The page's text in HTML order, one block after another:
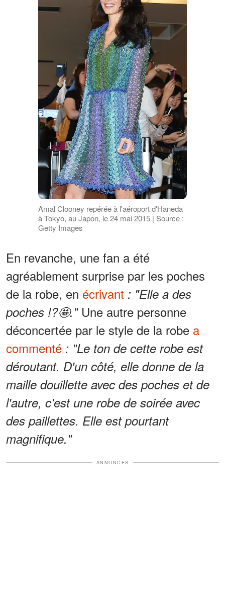
Amal Clooney repérée à l'aéroport d'Haneda
à Tokyo, au Japon, le 24 mai 2015 | Source :
Getty Images
En revanche, une fan a été
agréablement surprise par les poches
de la robe, en écrivant : "Elle a des
poches !?🤩." Une autre personne
déconcertée par le style de la robe a
commenté : "Le ton de cette robe est
déroutant. D'un côté, elle donne de la
maille douillette avec des poches et de
l'autre, c'est une robe de soirée avec
des paillettes. Elle est pourtant
magnifique."
ANNONCES